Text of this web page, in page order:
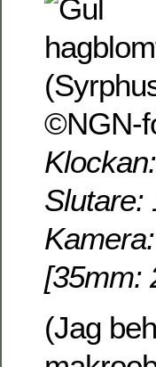
Slutare:
[35mm:
(Jag